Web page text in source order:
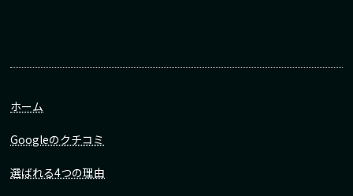
ホーム
Googleのクチコミ
選ばれる4つの理由